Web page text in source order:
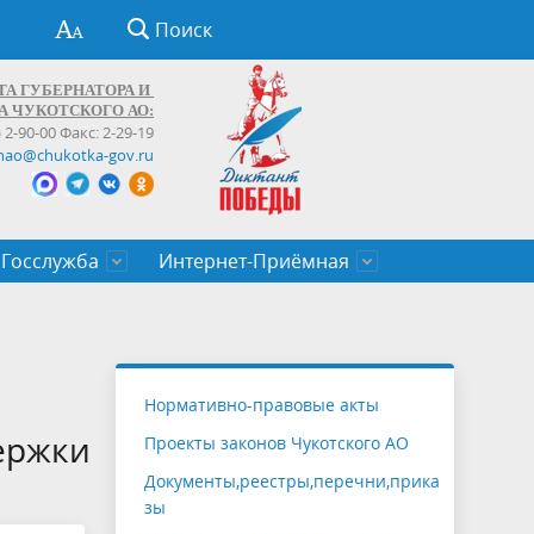
Поиск
ГУБЕРНАТОРА И
ЧУКОТСКОГО АО:
2-90-00 Факс: 2-29-19
gov.ru
Госслужба
служащих Чукотского автономного
округа
Интернет-Приёмная
Нормативно-правовые акты
Проекты законов Чукотского АО
Документы,реестры,перечни,прика
зы